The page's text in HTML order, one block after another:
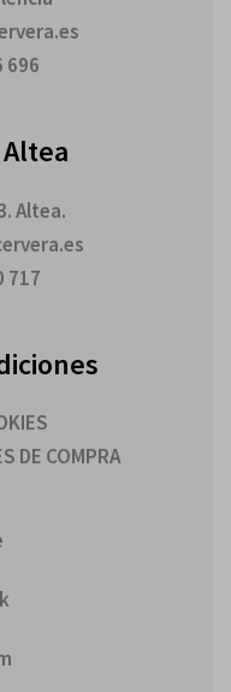
696
Altea.
717
DE COMPRA